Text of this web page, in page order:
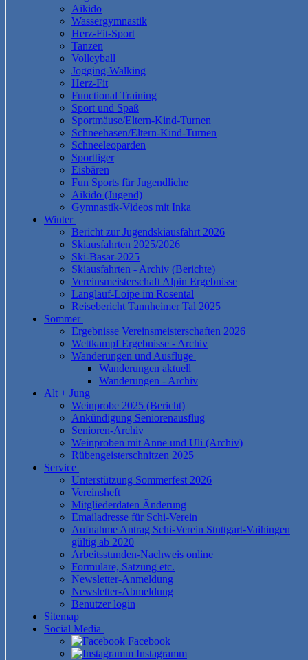
Aikido
Wassergymnastik
Herz-Fit-Sport
Tanzen
Volleyball
Jogging-Walking
Herz-Fit
Functional Training
Sport und Spaß
Sportmäuse/Eltern-Kind-Turnen
Schneehasen/Eltern-Kind-Turnen
Schneeleoparden
Sporttiger
Eisbären
Fun Sports für Jugendliche
Aikido (Jugend)
Gymnastik-Videos mit Inka
Winter
Bericht zur Jugendskiausfahrt 2026
Skiausfahrten 2025/2026
Ski-Basar-2025
Skiausfahrten - Archiv (Berichte)
Vereinsmeisterschaft Alpin Ergebnisse
Langlauf-Loipe im Rosental
Reisebericht Tannheimer Tal 2025
Sommer
Ergebnisse Vereinsmeisterschaften 2026
Wettkampf Ergebnisse - Archiv
Wanderungen und Ausflüge
Wanderungen aktuell
Wanderungen - Archiv
Alt + Jung
Weinprobe 2025 (Bericht)
Ankündigung Seniorenausflug
Senioren-Archiv
Weinproben mit Anne und Uli (Archiv)
Rübengeisterschnitzen 2025
Service
Unterstützung Sommerfest 2026
Vereinsheft
Mitgliederdaten Änderung
Emailadresse für Schi-Verein
Aufnahme Antrag Schi-Verein Stuttgart-Vaihingen
gültig ab 2020
Arbeitsstunden-Nachweis online
Formulare, Satzung etc.
Newsletter-Anmeldung
Newsletter-Abmeldung
Benutzer login
Sitemap
Social Media
Facebook
Instagramm